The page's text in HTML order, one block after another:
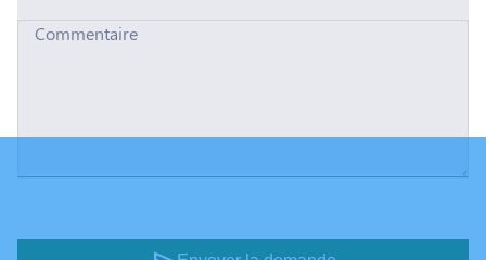
Commentaire